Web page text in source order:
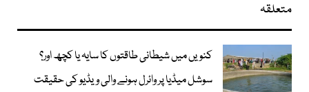
متعلقہ
کنویں میں شیطانی طاقتوں کا سایہ یا کچھ اور؟
سوشل میڈیا پر وائرل ہونے والی ویڈیو کی حقیقت